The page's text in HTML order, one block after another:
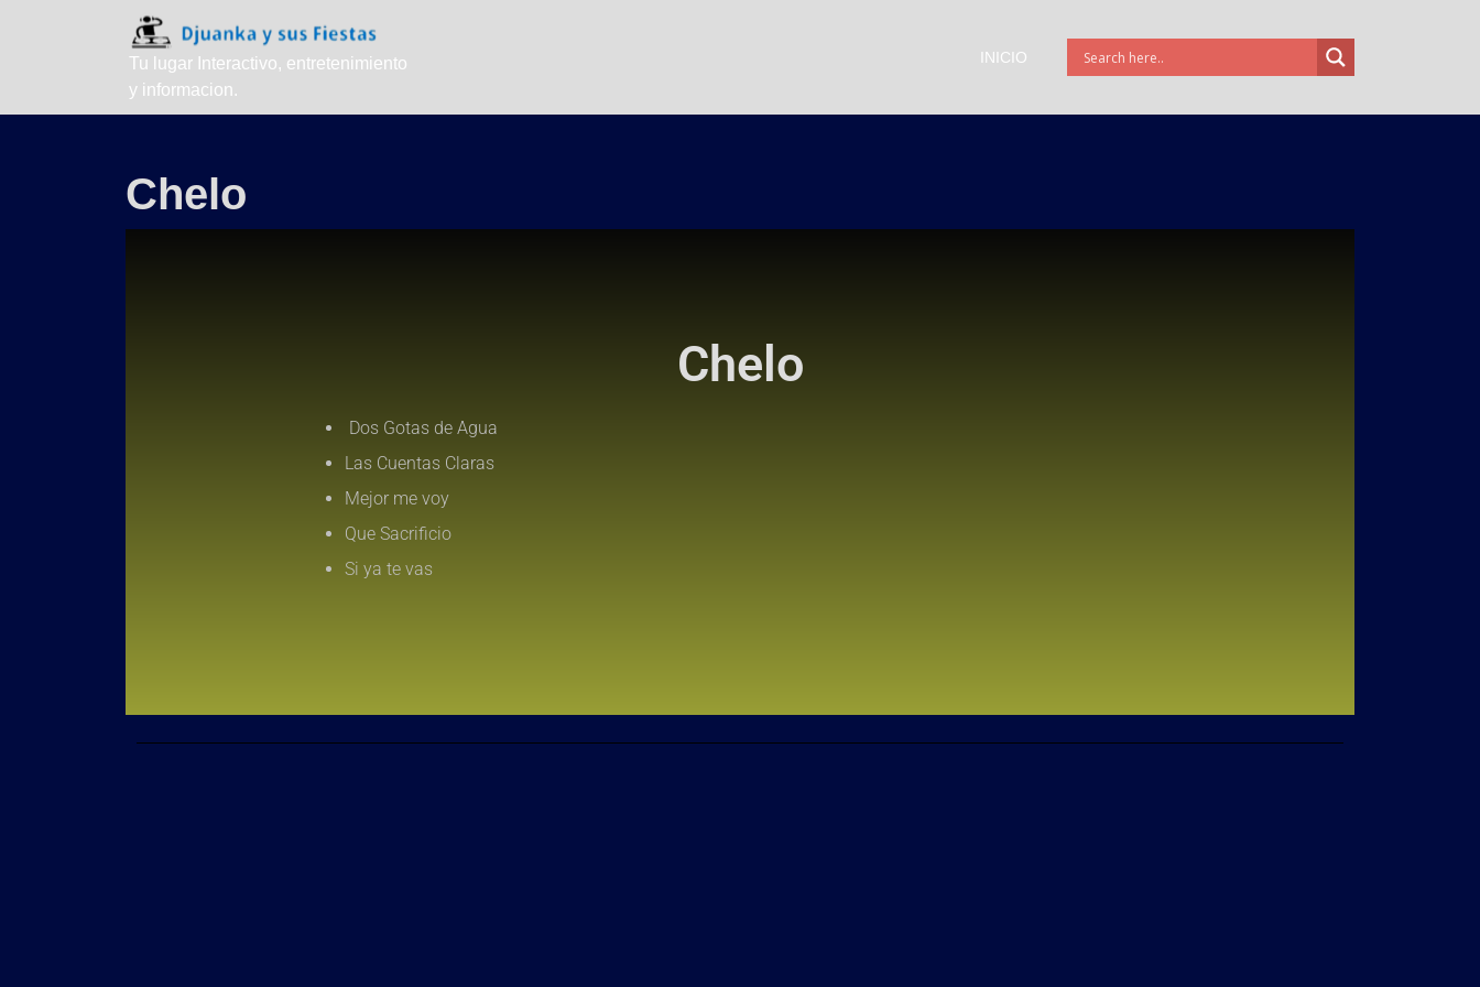
Tu lugar Interactivo, entretenimiento
y informacion.
INICIO
Chelo
Chelo
Dos Gotas de Agua
Las Cuentas Claras
Mejor me voy
Que Sacrificio
Si ya te vas